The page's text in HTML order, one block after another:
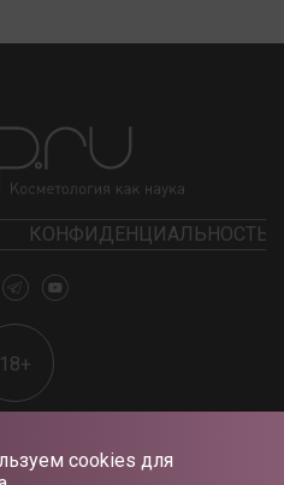
cookies для
КОНФИДЕНЦИАЛЬНОСТЬ
18+